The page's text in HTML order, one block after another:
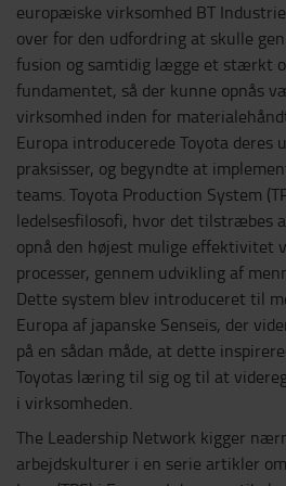
europæiske virksomhed BT
over for den udfordring at skulle
fusion og samtidig lægge et stærkt
fundamentet, så der kunne opnås
virksomhed inden for
Europa introducerede Toyota deres
praksisser, og begyndte at
teams. Toyota Production System
ledelsesfilosofi, hvor det tilstræbes
opnå den højest mulige effektivitet
processer, gennem udvikling af
Dette system blev introduceret til
Europa af japanske Senseis, der
på en sådan måde, at dette
Toyotas læring til sig og til at
i virksomheden.
The Leadership Network kigger
arbejdskulturer i en serie artikler